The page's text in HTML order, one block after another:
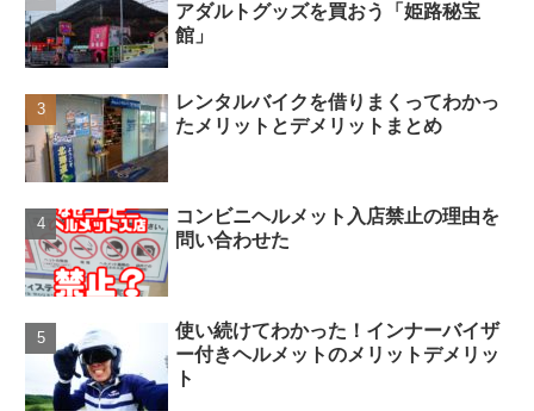
アダルトグッズを買おう「姫路秘宝
館」
レンタルバイクを借りまくってわかっ
たメリットとデメリットまとめ
コンビニヘルメット入店禁止の理由を
問い合わせた
使い続けてわかった！インナーバイザ
ー付きヘルメットのメリットデメリッ
ト